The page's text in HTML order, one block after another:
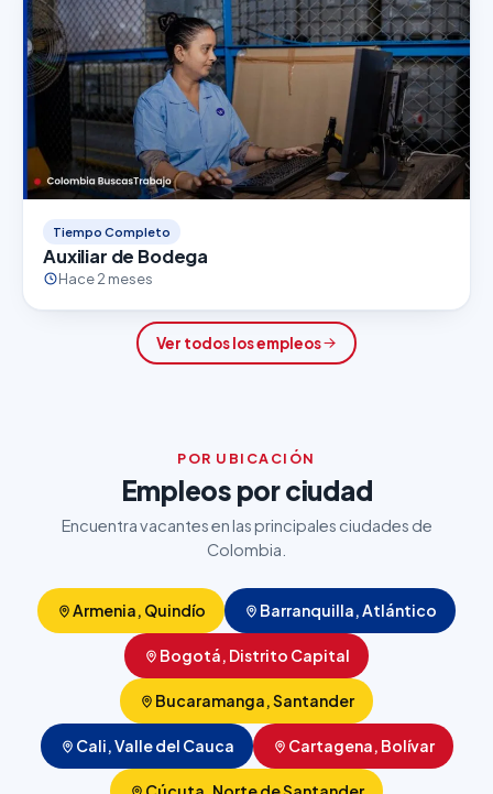
Tiempo Completo
Auxiliar de Bodega
Hace 2 meses
Ver todos los empleos
POR UBICACIÓN
Empleos por ciudad
Encuentra vacantes en las principales ciudades de
Colombia.
Armenia, Quindío Barranquilla, Atlántico
Bogotá, Distrito Capital
Bucaramanga, Santander
Cali, Valle del Cauca Cartagena, Bolívar